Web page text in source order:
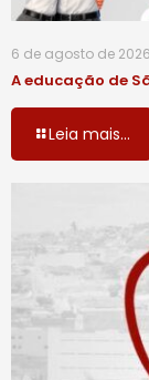
6 de agosto de 2026
A educação de
Leia mais...